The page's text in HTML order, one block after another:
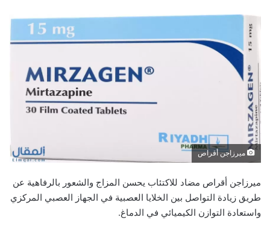
ميرزاجن أقراص
ميرزاجن أقراص مضاد للاكتئاب يحسن المزاج والشعور بالرفاهية عن
طريق زيادة التواصل بين الخلايا العصبية في الجهاز العصبي المركزي
واستعادة التوازن الكيميائي في الدماغ.